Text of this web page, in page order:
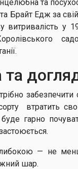
та
Брайт Едж за
витривалість у
забезпечити
втратить
гарно
— не
шар.